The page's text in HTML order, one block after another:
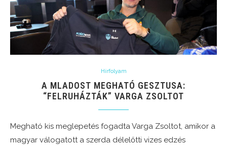
Hírfolyam
A MLADOST MEGHATÓ GESZTUSA:
“FELRUHÁZTÁK” VARGA ZSOLTOT
Megható kis meglepetés fogadta Varga Zsoltot, amikor a
magyar válogatott a szerda délelőtti vizes edzés